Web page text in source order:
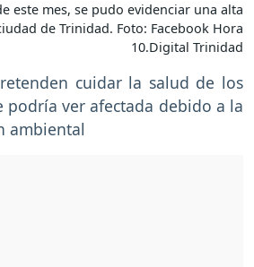
este mes, se pudo evidenciar una alta
de Trinidad. Foto: Facebook Hora
10.Digital Trinidad
cuidar la salud de los
podría ver afectada debido a la
ambiental